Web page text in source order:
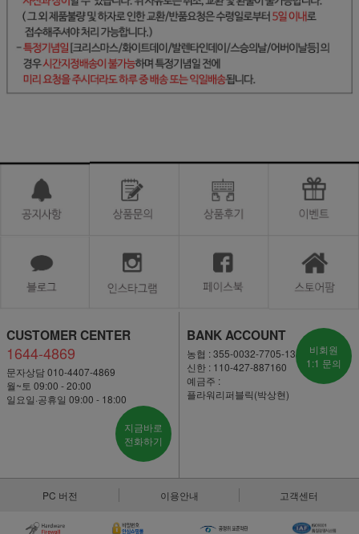
CUSTOMER CENTER
1644-4869
문자상담 010-4407-4869
월~토 09:00 - 20:00
일요일·공휴일 09:00 - 18:00
지금바로
전화하기
BANK ACCOUNT
농협 : 355-0032-7705-13
신한 : 110-427-887160
예금주 :
플라워리퍼블릭(박상현)
비회원
1:1 문의
PC 버전 이용안내 고객센터